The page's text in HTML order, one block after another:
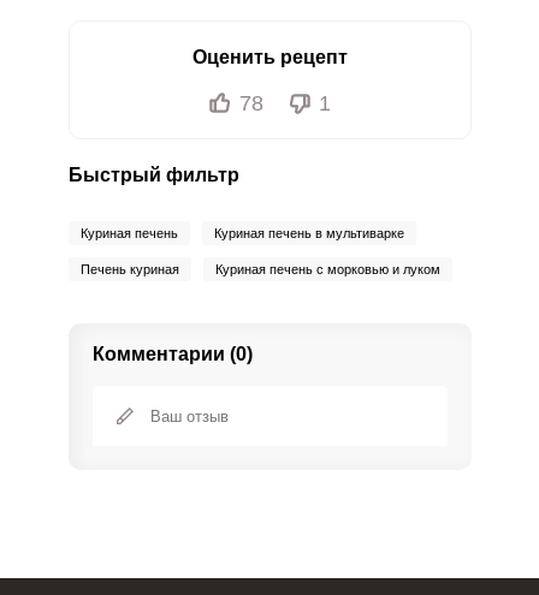
Оценить рецепт
78 1
Быстрый фильтр
Куриная печень Куриная печень в мультиварке
Печень куриная Куриная печень с морковью и луком
Комментарии (0)